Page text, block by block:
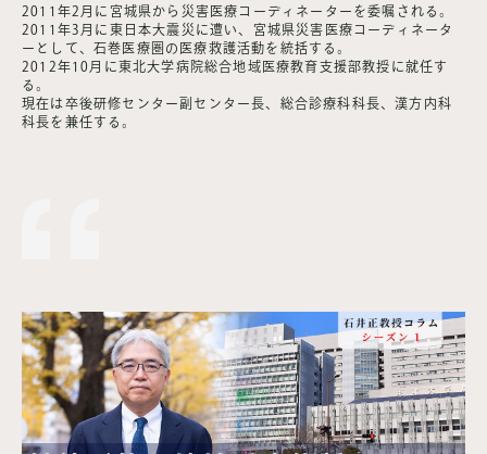
2011年2月に宮城県から災害医療コーディネーターを委嘱される。
2011年3月に東日本大震災に遭い、宮城県災害医療コーディネータ
ーとして、石巻医療圏の医療救護活動を統括する。
2012年10月に東北大学病院総合地域医療教育支援部教授に就任す
る。
現在は卒後研修センター副センター長、総合診療科科長、漢方内科
科長を兼任する。